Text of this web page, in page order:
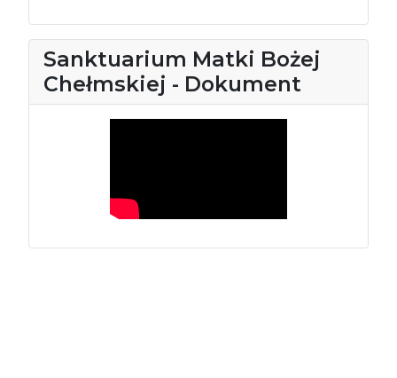
Sanktuarium Matki Bożej
Chełmskiej - Dokument